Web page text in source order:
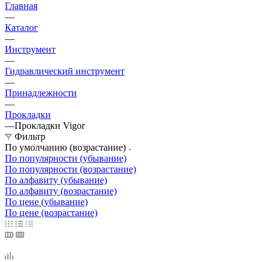
Главная
—
Каталог
—
Инструмент
—
Гидравлический инструмент
—
Принадлежности
—
Прокладки
—Прокладки Vigor
Фильтр
По умолчанию (возрастание)
По популярности (убывание)
По популярности (возрастание)
По алфавиту (убывание)
По алфавиту (возрастание)
По цене (убывание)
По цене (возрастание)